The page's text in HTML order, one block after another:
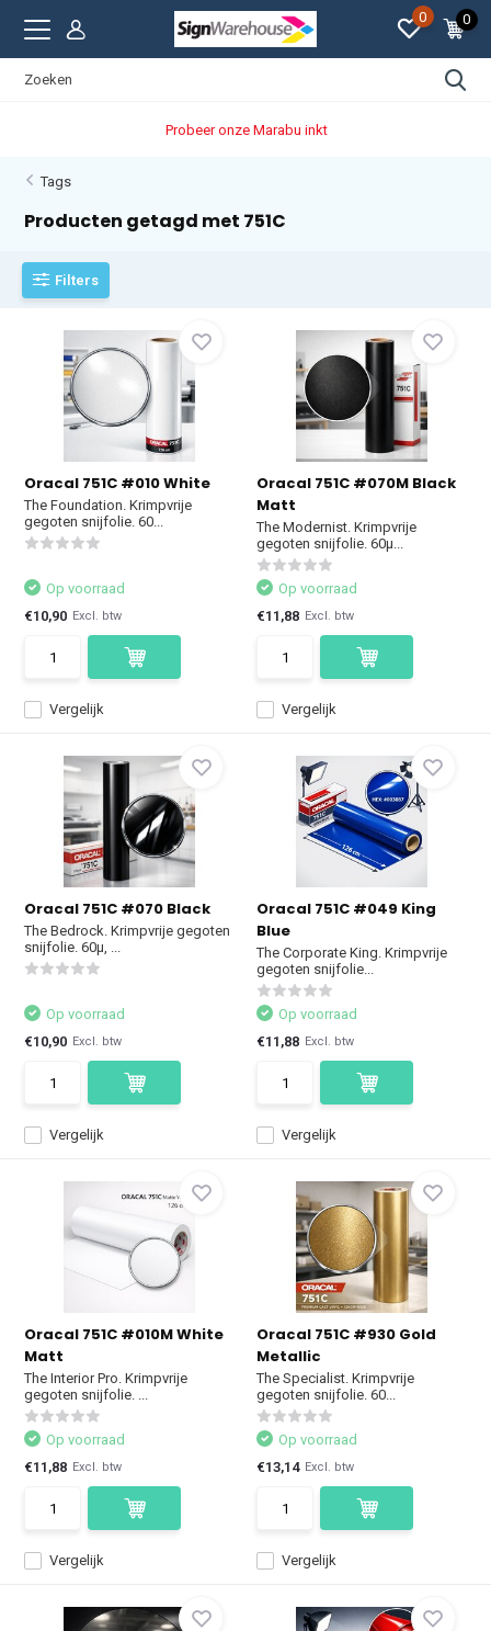
0 0
Probeer onze Marabu inkt
Tags
Producten getagd met 751C
Filters
Oracal 751C #010 White
The Foundation. Krimpvrije
gegoten snijfolie. 60...
Vergelijk
Op voorraad
€10,90 Excl. btw
Oracal 751C #070M Black
Matt
The Modernist. Krimpvrije
gegoten snijfolie. 60µ...
Vergelijk
Op voorraad
€11,88 Excl. btw
Oracal 751C #070 Black
The Bedrock. Krimpvrije gegoten
snijfolie. 60µ, ...
Vergelijk
Op voorraad
€10,90 Excl. btw
Oracal 751C #049 King
Blue
The Corporate King. Krimpvrije
gegoten snijfolie...
Vergelijk
Op voorraad
€11,88 Excl. btw
Oracal 751C #010M White
Matt
The Interior Pro. Krimpvrije
gegoten snijfolie. ...
Vergelijk
Op voorraad
€11,88 Excl. btw
Oracal 751C #930 Gold
Metallic
The Specialist. Krimpvrije
gegoten snijfolie. 60...
Vergelijk
Op voorraad
€13,14 Excl. btw